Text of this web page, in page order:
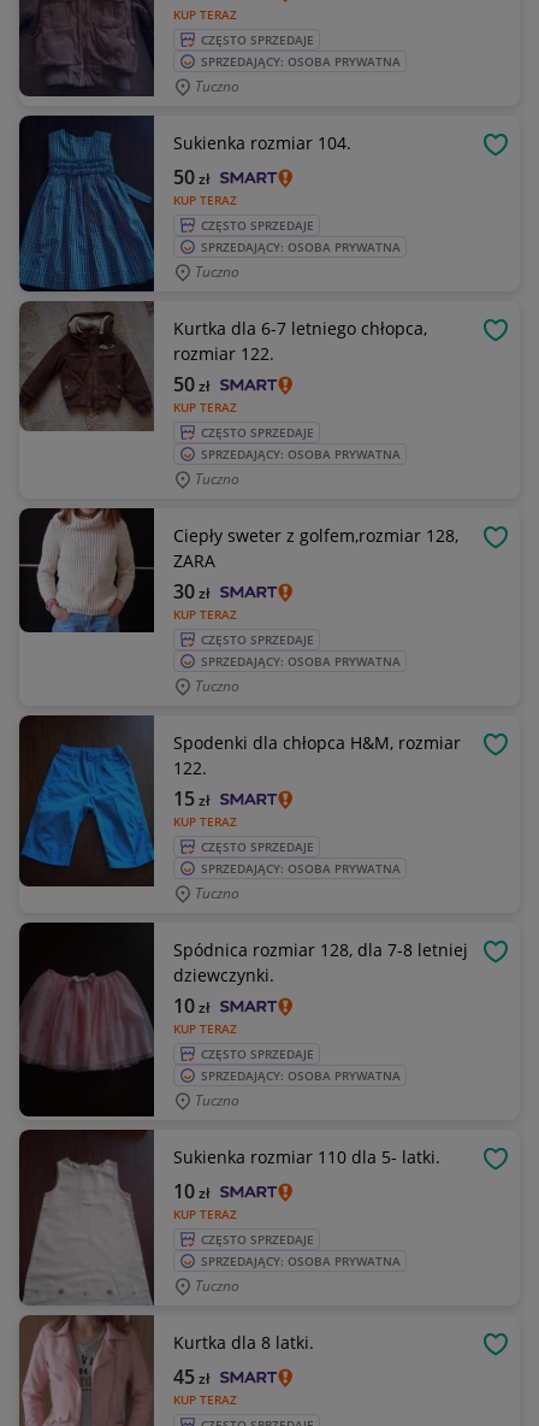
KUP TERAZ
CZĘSTO SPRZEDAJE
SPRZEDAJĄCY: OSOBA PRYWATNA
Tuczno
Sukienka rozmiar 104.
KUP TERAZ
50zł
CZĘSTO SPRZEDAJE
SPRZEDAJĄCY: OSOBA PRYWATNA
Tuczno
Kurtka dla 6-7 letniego chłopca,
rozmiar 122.
KUP TERAZ
50zł
CZĘSTO SPRZEDAJE
SPRZEDAJĄCY: OSOBA PRYWATNA
Tuczno
Ciepły sweter z golfem,rozmiar 128,
ZARA
KUP TERAZ
30zł
CZĘSTO SPRZEDAJE
SPRZEDAJĄCY: OSOBA PRYWATNA
Tuczno
Spodenki dla chłopca H&M, rozmiar
122.
KUP TERAZ
15zł
CZĘSTO SPRZEDAJE
SPRZEDAJĄCY: OSOBA PRYWATNA
Tuczno
Spódnica rozmiar 128, dla 7-8 letniej
dziewczynki.
KUP TERAZ
10zł
CZĘSTO SPRZEDAJE
SPRZEDAJĄCY: OSOBA PRYWATNA
Tuczno
Sukienka rozmiar 110 dla 5- latki.
KUP TERAZ
10zł
CZĘSTO SPRZEDAJE
SPRZEDAJĄCY: OSOBA PRYWATNA
Tuczno
Kurtka dla 8 latki.
KUP TERAZ
45zł